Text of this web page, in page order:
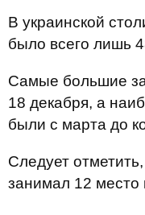
В украинской
было всего лишь
Самые большие
18 декабря, а
были с марта до
Следует
занимал 12 место